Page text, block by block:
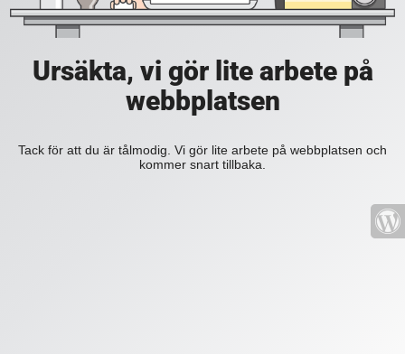
Ursäkta, vi gör lite arbete på
webbplatsen
Tack för att du är tålmodig. Vi gör lite arbete på webbplatsen och
kommer snart tillbaka.